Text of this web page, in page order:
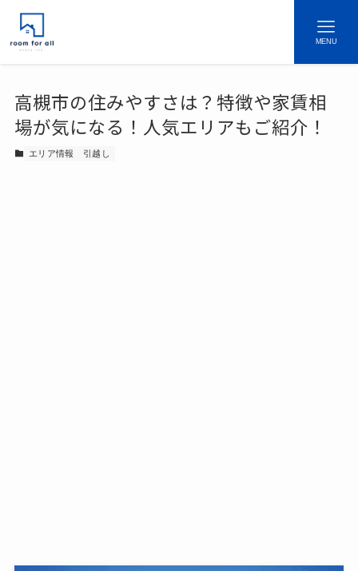
MENU
高槻市の住みやすさは？特徴や家賃相
場が気になる！人気エリアもご紹介！
エリア情報 引越し